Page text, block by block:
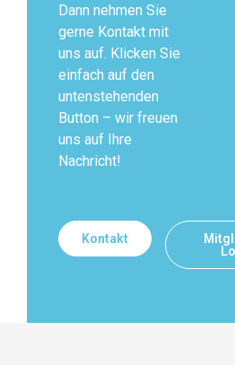
Dann nehmen Sie
gerne Kontakt mit
uns auf. Klicken Sie
einfach auf den
untenstehenden
Button – wir freuen
uns auf Ihre
Nachricht!
Kontakt